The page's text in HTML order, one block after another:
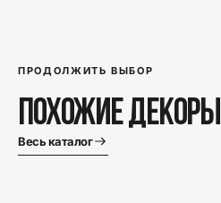
ПРОДОЛЖИТЬ ВЫБОР
Похожие декоры
Весь каталог